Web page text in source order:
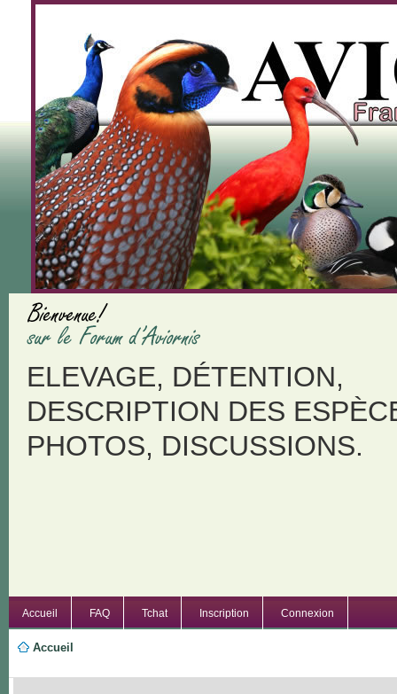
ELEVAGE, DÉTENTION,
DESCRIPTION DES
PHOTOS, DISCUSSIONS.
Accueil FAQ Tchat Inscription Connexion
Accueil